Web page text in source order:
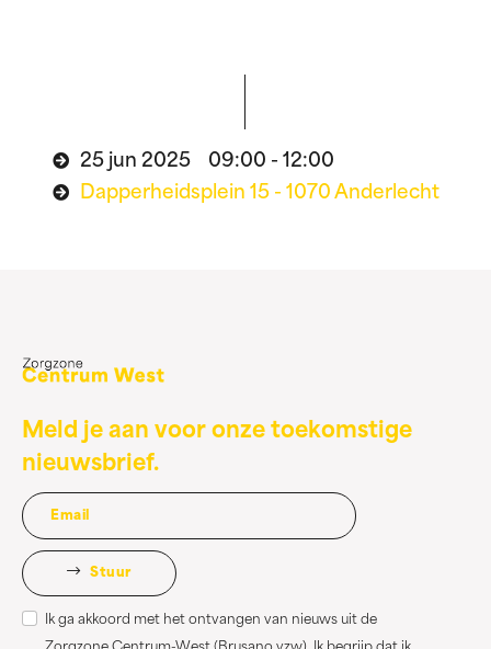
25 jun 2025 09:00 - 12:00
Dapperheidsplein 15 - 1070 Anderlecht
Meld je aan voor onze toekomstige
nieuwsbrief.
Stuur
Ik ga akkoord met het ontvangen van nieuws uit de